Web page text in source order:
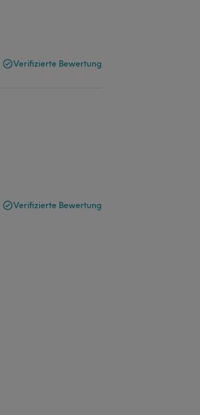
Verifizierte Bewertung
Verifizierte Bewertung